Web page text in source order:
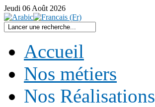
Jeudi 06 Août 2026
Accueil
Nos métiers
Nos Réalisations